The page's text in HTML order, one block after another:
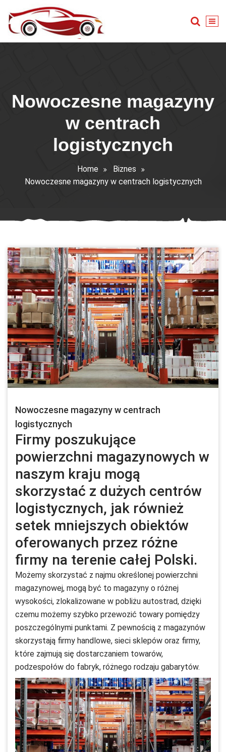
content
Nowoczesne magazyny
w centrach
logistycznych
Home
Biznes
Nowoczesne magazyny w centrach logistycznych
Nowoczesne magazyny w centrach
logistycznych
Firmy poszukujące
powierzchni magazynowych w
naszym kraju mogą
skorzystać z dużych centrów
logistycznych, jak również
setek mniejszych obiektów
oferowanych przez różne
firmy na terenie całej Polski.
Możemy skorzystać z najmu określonej powierzchni
magazynowej, mogą być to magazyny o różnej
wysokości, zlokalizowane w pobliżu autostrad, dzięki
czemu możemy szybko przewozić towary pomiędzy
poszczególnymi punktami. Z pewnością z magazynów
skorzystają firmy handlowe, sieci sklepów oraz firmy,
które zajmują się dostarczaniem towarów,
podzespołów do fabryk, różnego rodzaju gabarytów.